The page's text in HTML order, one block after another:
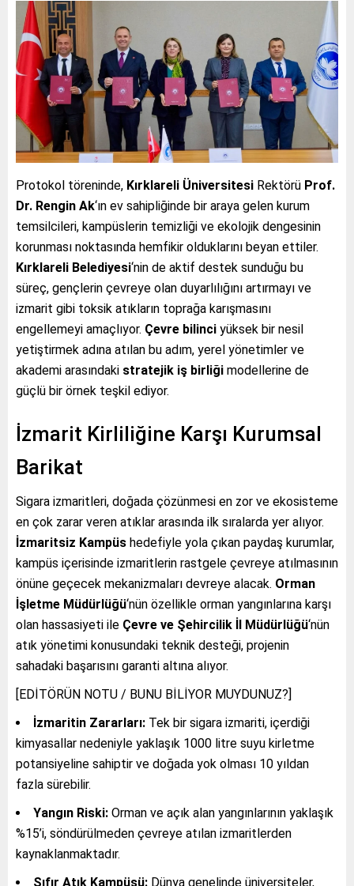
Protokol töreninde, Kırklareli Üniversitesi Rektörü Prof.
Dr. Rengin Ak‘ın ev sahipliğinde bir araya gelen kurum
temsilcileri, kampüslerin temizliği ve ekolojik dengesinin
korunması noktasında hemfikir olduklarını beyan ettiler.
Kırklareli Belediyesi‘nin de aktif destek sunduğu bu
süreç, gençlerin çevreye olan duyarlılığını artırmayı ve
izmarit gibi toksik atıkların toprağa karışmasını
engellemeyi amaçlıyor. Çevre bilinci yüksek bir nesil
yetiştirmek adına atılan bu adım, yerel yönetimler ve
akademi arasındaki stratejik iş birliği modellerine de
güçlü bir örnek teşkil ediyor.
İzmarit Kirliliğine Karşı Kurumsal
Barikat
Sigara izmaritleri, doğada çözünmesi en zor ve ekosisteme
en çok zarar veren atıklar arasında ilk sıralarda yer alıyor.
İzmaritsiz Kampüs hedefiyle yola çıkan paydaş kurumlar,
kampüs içerisinde izmaritlerin rastgele çevreye atılmasının
önüne geçecek mekanizmaları devreye alacak. Orman
İşletme Müdürlüğü‘nün özellikle orman yangınlarına karşı
olan hassasiyeti ile Çevre ve Şehircilik İl Müdürlüğü‘nün
atık yönetimi konusundaki teknik desteği, projenin
sahadaki başarısını garanti altına alıyor.
[EDİTÖRÜN NOTU / BUNU BİLİYOR MUYDUNUZ?]
İzmaritin Zararları: Tek bir sigara izmariti, içerdiği
kimyasallar nedeniyle yaklaşık 1000 litre suyu kirletme
potansiyeline sahiptir ve doğada yok olması 10 yıldan
fazla sürebilir.
Yangın Riski: Orman ve açık alan yangınlarının yaklaşık
%15’i, söndürülmeden çevreye atılan izmaritlerden
kaynaklanmaktadır.
Sıfır Atık Kampüsü: Dünya genelinde üniversiteler,